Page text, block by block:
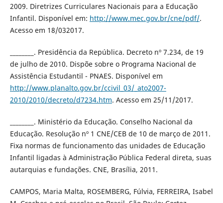
2009. Diretrizes Curriculares Nacionais para a Educação
Infantil. Disponível em: http://www.mec.gov.br/cne/pdf/.
Acesso em 18/032017.
________. Presidência da República. Decreto nº 7.234, de 19
de julho de 2010. Dispõe sobre o Programa Nacional de
Assistência Estudantil - PNAES. Disponível em
http://www.planalto.gov.br/ccivil_03/_ato2007-
2010/2010/decreto/d7234.htm. Acesso em 25/11/2017.
________. Ministério da Educação. Conselho Nacional da
Educação. Resolução nº 1 CNE/CEB de 10 de março de 2011.
Fixa normas de funcionamento das unidades de Educação
Infantil ligadas à Administração Pública Federal direta, suas
autarquias e fundações. CNE, Brasília, 2011.
CAMPOS, Maria Malta, ROSEMBERG, Fúlvia, FERREIRA, Isabel